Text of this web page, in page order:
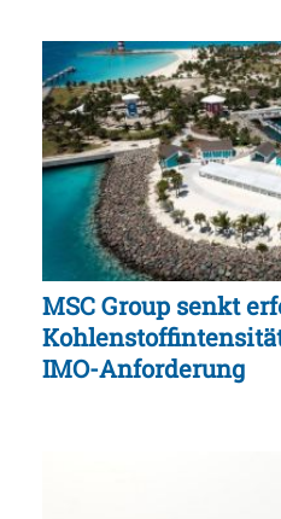
MSC Group senkt
IMO-Anforderung